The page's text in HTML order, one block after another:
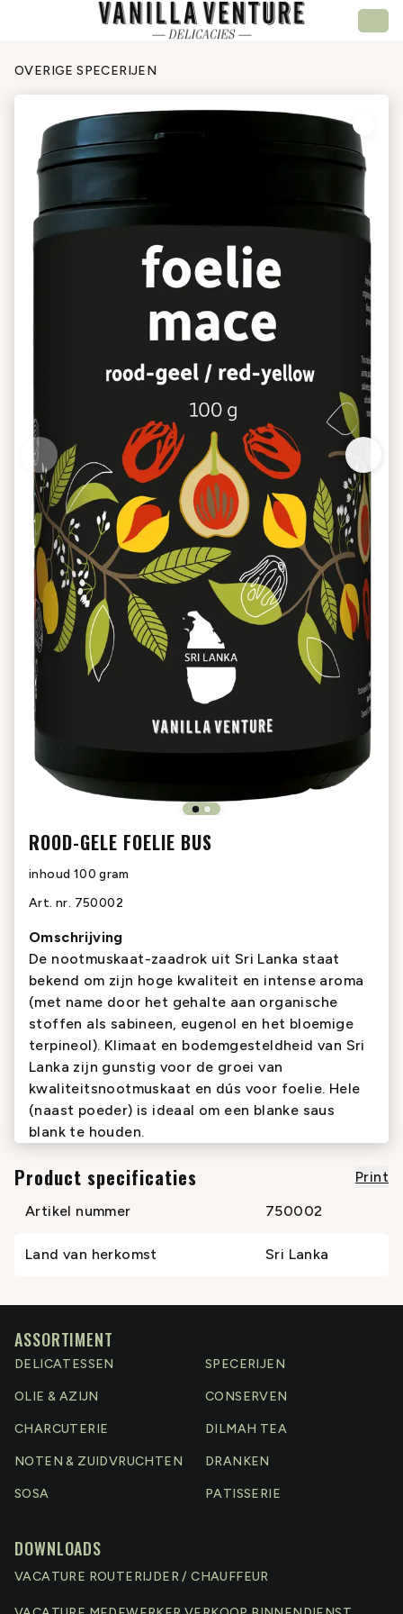
OVERIGE SPECERIJEN
ROOD-GELE FOELIE BUS
inhoud 100 gram
Art. nr. 750002
Omschrijving
De nootmuskaat-zaadrok uit Sri Lanka staat
bekend om zijn hoge kwaliteit en intense aroma
(met name door het gehalte aan organische
stoffen als sabineen, eugenol en het bloemige
terpineol). Klimaat en bodemgesteldheid van Sri
Lanka zijn gunstig voor de groei van
kwaliteitsnootmuskaat en dús voor foelie. Hele
(naast poeder) is ideaal om een blanke saus
blank te houden.
Product specificaties
Print
Artikel nummer
750002
Land van herkomst Sri Lanka
ASSORTIMENT
DELICATESSEN SPECERIJEN
OLIE & AZIJN CONSERVEN
CHARCUTERIE DILMAH TEA
NOTEN & ZUIDVRUCHTEN DRANKEN
SOSA PATISSERIE
DOWNLOADS
VACATURE ROUTERIJDER / CHAUFFEUR